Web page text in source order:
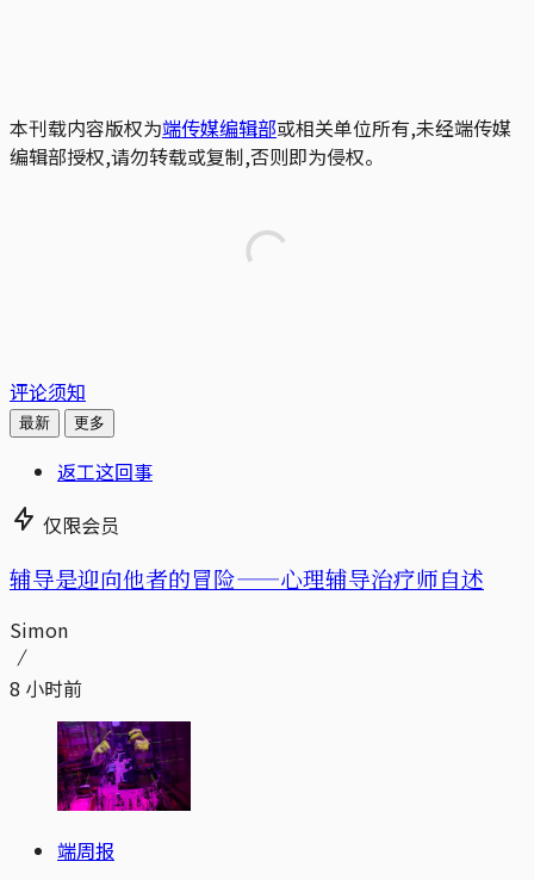
本刊载内容版权为端传媒编辑部或相关单位所有,未经端传媒
编辑部授权,请勿转载或复制,否则即为侵权。
评论须知
最新 更多
返工这回事
仅限会员
辅导是迎向他者的冒险——心理辅导治疗师自述
Simon
8 小时前
端周报